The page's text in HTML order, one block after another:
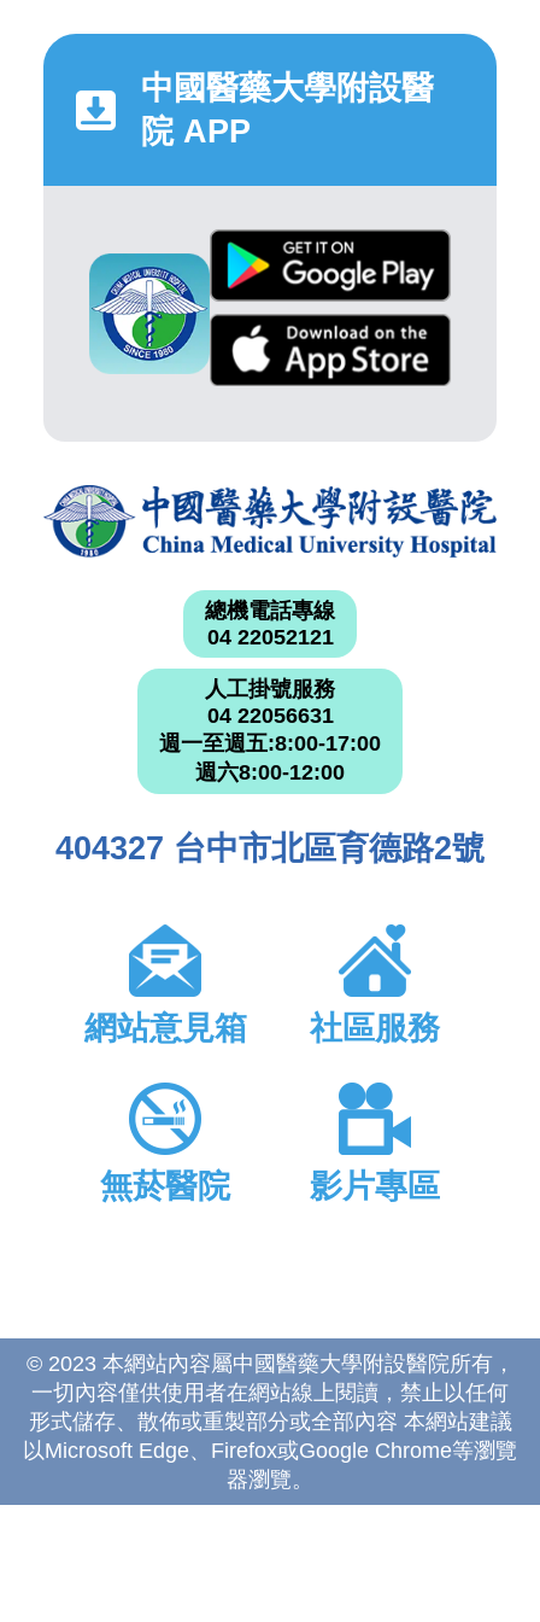
中國醫藥大學附設醫
院 APP
總機電話專線
04 22052121
人工掛號服務
04 22056631
週一至週五:8:00-17:00
週六8:00-12:00
404327 台中市北區育德路2號
網站意見箱 社區服務
無菸醫院 影片專區
© 2023 本網站內容屬中國醫藥大學附設醫院所有，
一切內容僅供使用者在網站線上閱讀，禁止以任何
形式儲存、散佈或重製部分或全部內容 本網站建議
以Microsoft Edge、Firefox或Google Chrome等瀏覽
器瀏覽。